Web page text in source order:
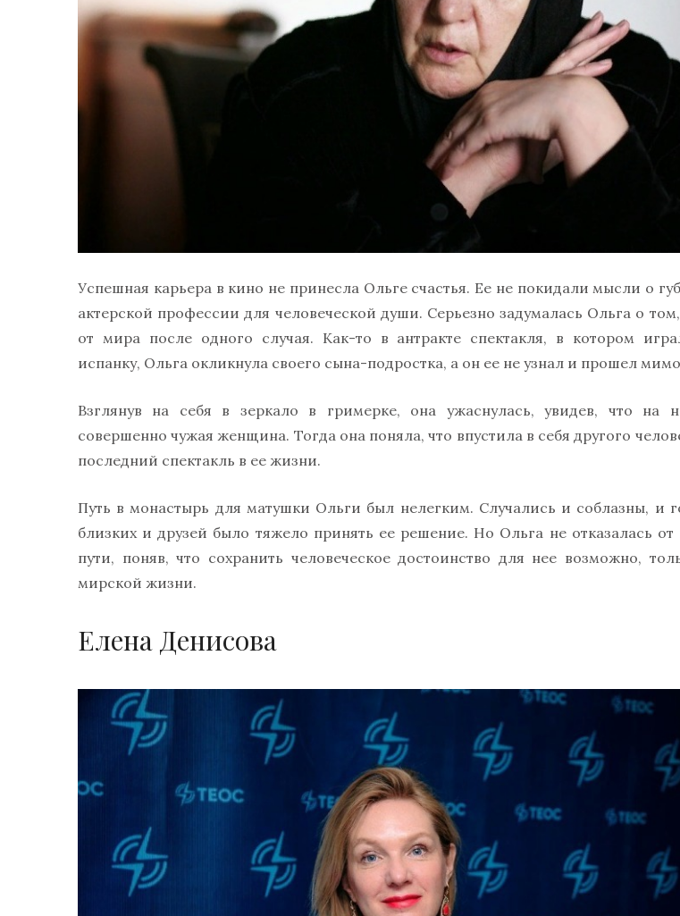
Успешная карьера в кино не принесла Ольге счастья. Ее не покидали мысли о
актерской профессии для человеческой души. Серьезно задумалась Ольга о
от мира после одного случая. Как-то в антракте спектакля, в котором
испанку, Ольга окликнула своего сына-подростка, а он ее не узнал и прошел
Взглянув на себя в зеркало в гримерке, она ужаснулась, увидев, что на
совершенно чужая женщина. Тогда она поняла, что впустила в себя другого
последний спектакль в ее жизни.
Путь в монастырь для матушки Ольги был нелегким. Случались и соблазны, и
близких и друзей было тяжело принять ее решение. Но Ольга не отказалась от
пути, поняв, что сохранить человеческое достоинство для нее возможно,
мирской жизни.
Елена Денисова